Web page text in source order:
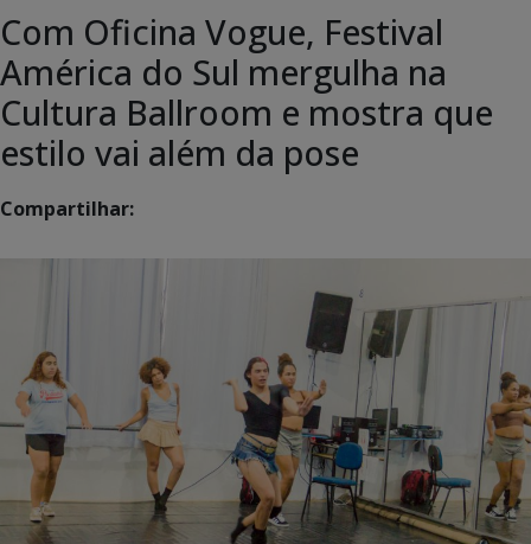
Com Oficina Vogue, Festival
América do Sul mergulha na
Cultura Ballroom e mostra que
estilo vai além da pose
Compartilhar: